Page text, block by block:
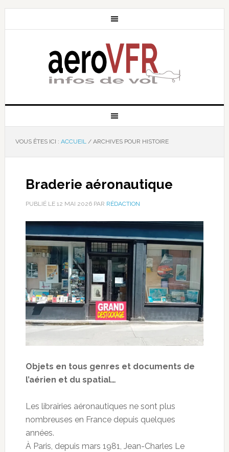
VOUS ÊTES ICI : ACCUEIL /ARCHIVES POUR HISTOIRE
Braderie aéronautique
PUBLIÉ LE 12 MAI 2026PAR RÉDACTION
Objets en tous genres et documents de
l’aérien et du spatial…
Les librairies aéronautiques ne sont plus
nombreuses en France depuis quelques
années.
À Paris, depuis mars 1981, Jean-Charles Le